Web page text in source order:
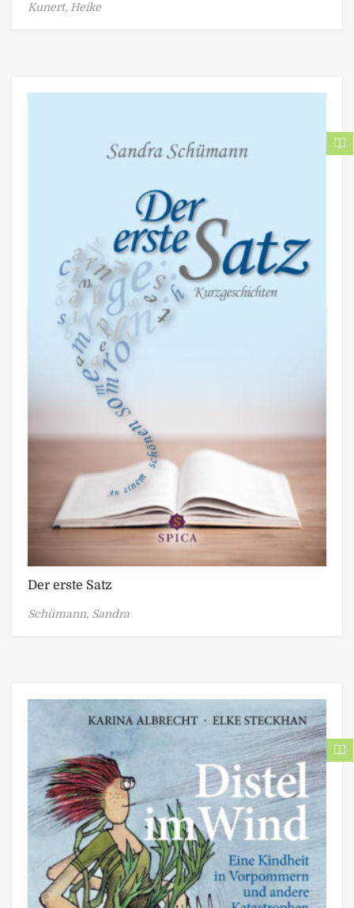
Kunert, Heike
Der erste Satz
Schümann, Sandra